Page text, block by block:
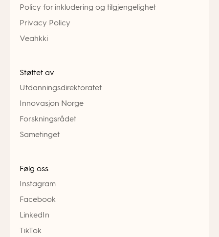
Policy for inkludering og tilgjengelighet
Privacy Policy
Veahkki
Støttet av
Utdanningsdirektoratet
Innovasjon Norge
Forskningsrådet
Sametinget
Følg oss
Instagram
Facebook
LinkedIn
TikTok